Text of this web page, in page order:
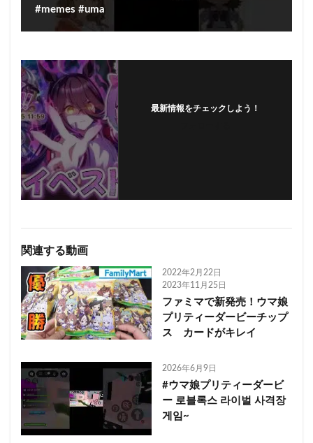
#memes #uma
最新情報をチェックしよう！
関連する動画
2022年2月22日
2023年11月25日
ファミマで新発売！ウマ娘
プリティーダービーチップ
ス カードがキレイ
2026年6月9日
#ウマ娘プリティーダービ
ー 로블록스 라이벌 사격장
게임~